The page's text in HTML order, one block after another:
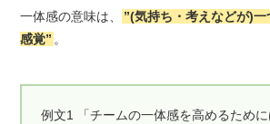
一体感の意味は、
”(気持ち・考えなどが)
感覚” 。
例文1 「チームの一体感を高めるため